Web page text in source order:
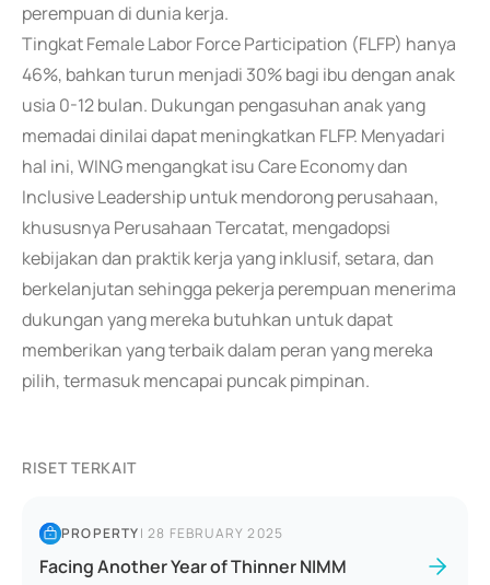
perempuan di dunia kerja.
Tingkat Female Labor Force Participation (FLFP) hanya
46%, bahkan turun menjadi 30% bagi ibu dengan anak
usia 0-12 bulan. Dukungan pengasuhan anak yang
memadai dinilai dapat meningkatkan FLFP. Menyadari
hal ini, WING mengangkat isu Care Economy dan
Inclusive Leadership untuk mendorong perusahaan,
khususnya Perusahaan Tercatat, mengadopsi
kebijakan dan praktik kerja yang inklusif, setara, dan
berkelanjutan sehingga pekerja perempuan menerima
dukungan yang mereka butuhkan untuk dapat
memberikan yang terbaik dalam peran yang mereka
pilih, termasuk mencapai puncak pimpinan.
RISET TERKAIT
PROPERTY|28 FEBRUARY 2025
Facing Another Year of Thinner NIMM